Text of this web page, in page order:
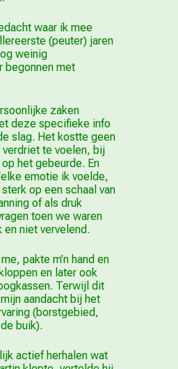
waar ik mee
(peuter) jaren
weinig
begonnen met
zaken
deze specifieke info
slag. Het kostte geen
te voelen, bij
het gebeurde. En
emotie ik voelde,
op een schaal van
of als druk
toen we waren
niet vervelend.
pakte m’n hand en
en later ook
Terwijl dit
aandacht bij het
(borstgebied,
buik).
actief herhalen wat